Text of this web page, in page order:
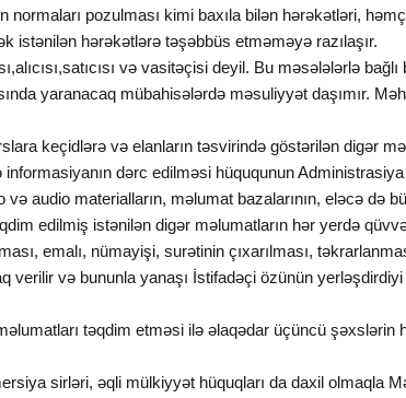
pozulması kimi baxıla bilən hərəkətləri,
istənilən hərəkətlərə təşəbbüs etməməyə razılaşır.
və vasitəçisi deyil. Bu məsələlərlə
yaranacaq mübahisələrdə məsuliyyət daşımır.
keçidlərə və elanların təsvirində göstərilən digər
dərc edilməsi hüququnun
audio materialların, məlumat bazalarının, eləcə də
edilmiş istənilən digər məlumatların hər yerdə
emalı, nümayişi, surətinin çıxarılması,
verilir və bununla yanaşı İstifadəçi özünün
təqdim etməsi ilə əlaqədar üçüncü şəxslərin
sirləri, əqli mülkiyyət hüquqları da daxil olmaqla